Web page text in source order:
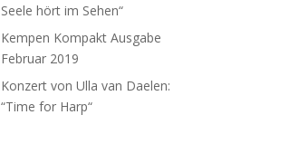
Seele hört im Sehen“
Kempen Kompakt Ausgabe
Februar 2019
Konzert von Ulla van Daelen:
“Time for Harp“